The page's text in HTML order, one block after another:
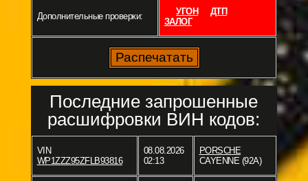
Дополнительные проверки: УГОН
ДТП
ЗАЛОГ
Последние запрошенные
расшифровки ВИН кодов:
VIN
WP1ZZZ95ZFLB93816
08.08.2026
02:13
PORSCHE
CAYENNE (92A)